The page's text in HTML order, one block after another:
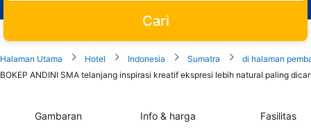
Cari
Halaman Utama Hotel Indonesia Sumatra
di halaman
BOKEP ANDINI SMA telanjang inspirasi kreatif ekspresi lebih natural paling
Gambaran Info & harga Fasilitas